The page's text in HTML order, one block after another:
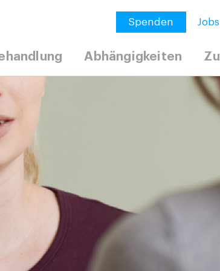
Spenden
Abhängigkeiten